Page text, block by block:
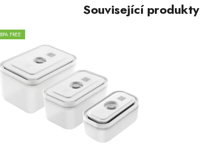
Související produkty
BPA FREE